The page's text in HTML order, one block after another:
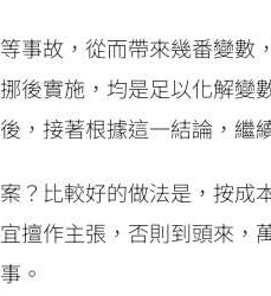
事故，從而帶來幾番變數
後實施，均是足以化解變
，接著根據這一結論，繼
？比較好的做法是，按成
擅作主張，否則到頭來，
。